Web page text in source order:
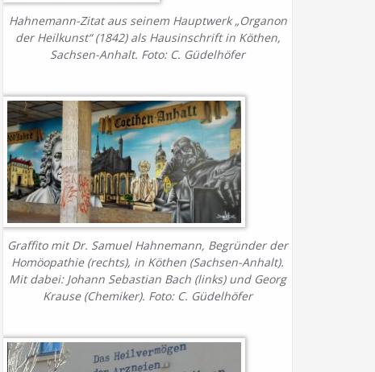
Hahnemann-Zitat aus seinem Hauptwerk „Organon
der Heilkunst“ (1842) als Hausinschrift in Köthen,
Sachsen-Anhalt. Foto: C. Güdelhöfer
Graffito mit Dr. Samuel Hahnemann, Begründer der
Homöopathie (rechts), in Köthen (Sachsen-Anhalt).
Mit dabei: Johann Sebastian Bach (links) und Georg
Krause (Chemiker). Foto: C. Güdelhöfer